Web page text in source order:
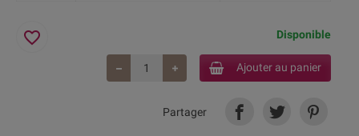
Disponible
Ajouter au panier
favorite_border
Partager